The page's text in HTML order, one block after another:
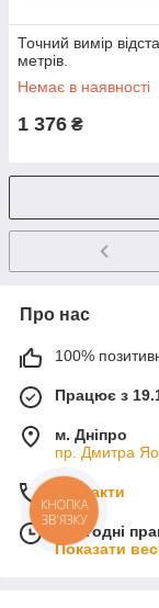
Точний вимір
метрів.
Немає в наявності
1 376 ₴
Про нас
100%
Працює з
м. Дніпро
пр. Дмитра
Контакти
Сьогодні
Показати
КНОПКА
ЗВ'ЯЗКУ